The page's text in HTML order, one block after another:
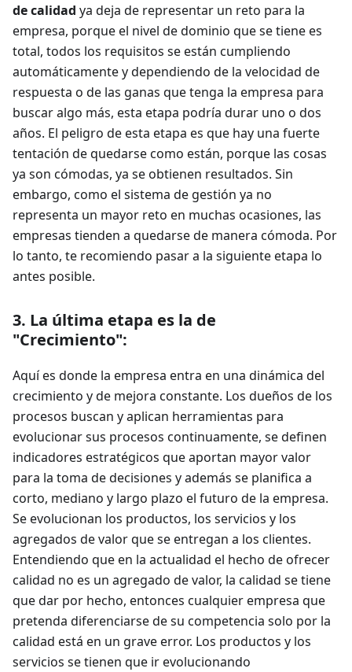
de calidad ya deja de representar un reto para la
empresa, porque el nivel de dominio que se tiene es
total, todos los requisitos se están cumpliendo
automáticamente y dependiendo de la velocidad de
respuesta o de las ganas que tenga la empresa para
buscar algo más, esta etapa podría durar uno o dos
años. El peligro de esta etapa es que hay una fuerte
tentación de quedarse como están, porque las cosas
ya son cómodas, ya se obtienen resultados. Sin
embargo, como el sistema de gestión ya no
representa un mayor reto en muchas ocasiones, las
empresas tienden a quedarse de manera cómoda. Por
lo tanto, te recomiendo pasar a la siguiente etapa lo
antes posible.
3. La última etapa es la de
"Crecimiento":
Aquí es donde la empresa entra en una dinámica del
crecimiento y de mejora constante. Los dueños de los
procesos buscan y aplican herramientas para
evolucionar sus procesos continuamente, se definen
indicadores estratégicos que aportan mayor valor
para la toma de decisiones y además se planifica a
corto, mediano y largo plazo el futuro de la empresa.
Se evolucionan los productos, los servicios y los
agregados de valor que se entregan a los clientes.
Entendiendo que en la actualidad el hecho de ofrecer
calidad no es un agregado de valor, la calidad se tiene
que dar por hecho, entonces cualquier empresa que
pretenda diferenciarse de su competencia solo por la
calidad está en un grave error. Los productos y los
servicios se tienen que ir evolucionando